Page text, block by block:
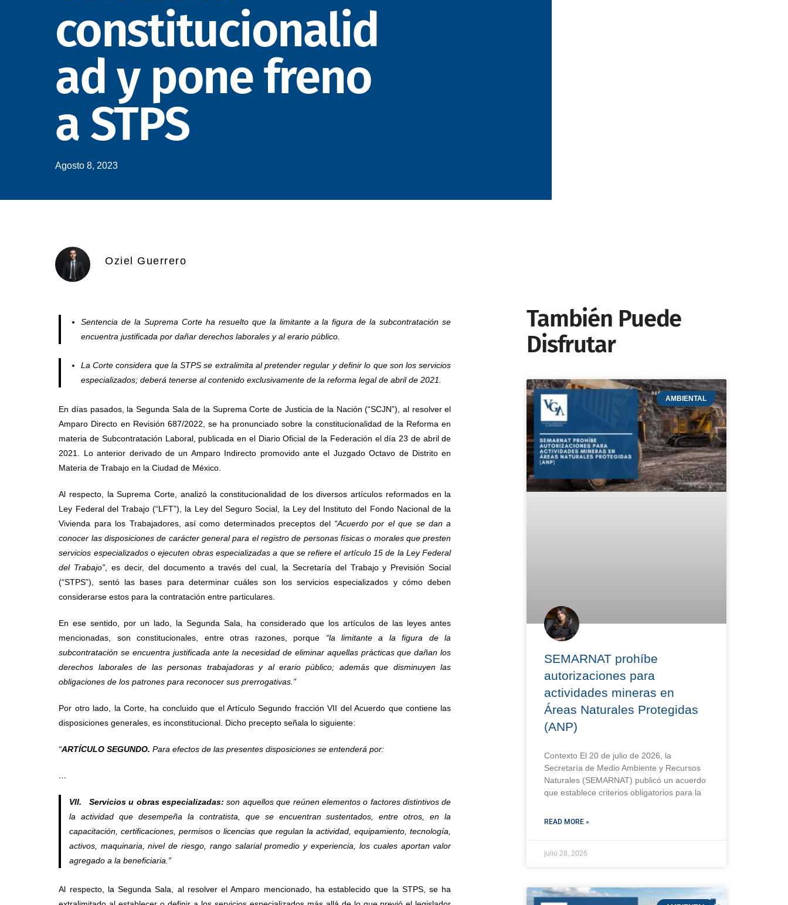
constitucionalid
ad y pone freno
a STPS
Agosto 8, 2023
Oziel Guerrero
Sentencia de la Suprema Corte ha resuelto que la limitante a la figura de la subcontratación se
encuentra justificada por dañar derechos laborales y al erario público.
La Corte considera que la STPS se extralimita al pretender regular y definir lo que son los servicios
especializados; deberá tenerse al contenido exclusivamente de la reforma legal de abril de 2021.
En días pasados, la Segunda Sala de la Suprema Corte de Justicia de la Nación (“SCJN”), al resolver el
Amparo Directo en Revisión 687/2022, se ha pronunciado sobre la constitucionalidad de la Reforma en
materia de Subcontratación Laboral, publicada en el Diario Oficial de la Federación el día 23 de abril de
2021. Lo anterior derivado de un Amparo Indirecto promovido ante el Juzgado Octavo de Distrito en
Materia de Trabajo en la Ciudad de México.
Al respecto, la Suprema Corte, analizó la constitucionalidad de los diversos artículos reformados en la
Ley Federal del Trabajo (“LFT”), la Ley del Seguro Social, la Ley del Instituto del Fondo Nacional de la
Vivienda para los Trabajadores, así como determinados preceptos del “Acuerdo por el que se dan a
conocer las disposiciones de carácter general para el registro de personas físicas o morales que presten
servicios especializados o ejecuten obras especializadas a que se refiere el artículo 15 de la Ley Federal
del Trabajo” , es decir, del documento a través del cual, la Secretaría del Trabajo y Previsión Social
(“STPS”), sentó las bases para determinar cuáles son los servicios especializados y cómo deben
considerarse estos para la contratación entre particulares.
En ese sentido, por un lado, la Segunda Sala, ha considerado que los artículos de las leyes antes
mencionadas, son constitucionales, entre otras razones, porque “la limitante a la figura de la
subcontratación se encuentra justificada ante la necesidad de eliminar aquellas prácticas que dañan los
derechos laborales de las personas trabajadoras y al erario público; además que disminuyen las
obligaciones de los patrones para reconocer sus prerrogativas.”
Por otro lado, la Corte, ha concluido que el Artículo Segundo fracción VII del Acuerdo que contiene las
disposiciones generales, es inconstitucional. Dicho precepto señala lo siguiente:
“ARTÍCULO SEGUNDO. Para efectos de las presentes disposiciones se entenderá por:
…
VII. Servicios u obras especializadas: son aquellos que reúnen elementos o factores distintivos de
la actividad que desempeña la contratista, que se encuentran sustentados, entre otros, en la
capacitación, certificaciones, permisos o licencias que regulan la actividad, equipamiento, tecnología,
activos, maquinaria, nivel de riesgo, rango salarial promedio y experiencia, los cuales aportan valor
agregado a la beneficiaria.”
Al respecto, la Segunda Sala, al resolver el Amparo mencionado, ha establecido que la STPS, se ha
También Puede
Disfrutar
AMBIENTAL
SEMARNAT prohíbe
autorizaciones para
actividades mineras en
Áreas Naturales Protegidas
(ANP)
Contexto El 20 de julio de 2026, la
Secretaría de Medio Ambiente y Recursos
Naturales (SEMARNAT) publicó un acuerdo
que establece criterios obligatorios para la
READ MORE »
julio 28, 2026